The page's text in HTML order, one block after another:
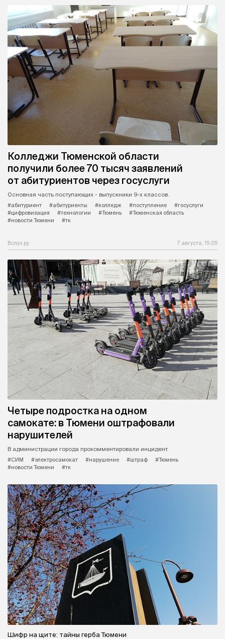
Колледжи Тюменской области
получили более 70 тысяч заявлений
от абитуриентов через госуслуги
Основная часть поступающих - выпускники 9-х классов.
#абитуриент
#абитуриенты #колледж #поступление
#госуслуги
#цифровизация
#технологии #Тюмень
#Тюменская область
#новости Тюмени
#тк
Вслух.ру 7 августа, 15:05
Четыре подростка на одном
самокате: в Тюмени оштрафовали
нарушителей
В администрации города прокомментировали инцидент.
#СИМ
#электросамокат #нарушение #штраф
#Тюмень
#новости Тюмени
#тк
Шифр на щите: тайны герба Тюмени